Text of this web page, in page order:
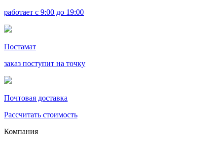
работает с 9:00 до 19:00
Постамат
заказ поступит на точку
Почтовая доставка
Рассчитать стоимость
Компания